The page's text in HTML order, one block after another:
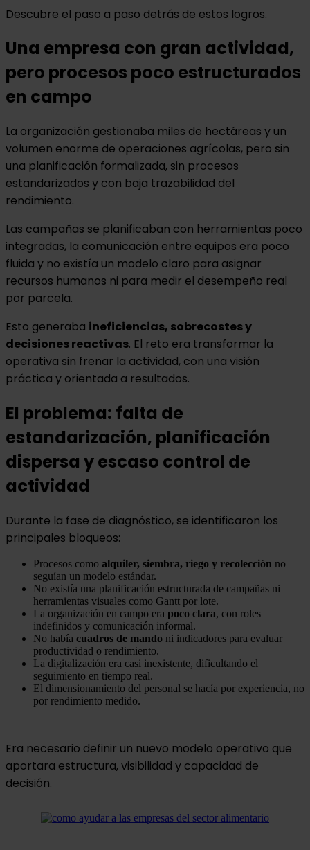
Descubre el paso a paso detrás de estos logros.
Una empresa con gran actividad,
pero procesos poco estructurados
en campo
La organización gestionaba miles de hectáreas y un
volumen enorme de operaciones agrícolas, pero sin
una planificación formalizada, sin procesos
estandarizados y con baja trazabilidad del
rendimiento.
Las campañas se planificaban con herramientas poco
integradas, la comunicación entre equipos era poco
fluida y no existía un modelo claro para asignar
recursos humanos ni para medir el desempeño real
por parcela.
Esto generaba ineficiencias, sobrecostes y
decisiones reactivas. El reto era transformar la
operativa sin frenar la actividad, con una visión
práctica y orientada a resultados.
El problema: falta de
estandarización, planificación
dispersa y escaso control de
actividad
Durante la fase de diagnóstico, se identificaron los
principales bloqueos:
Procesos como alquiler, siembra, riego y recolección no
seguían un modelo estándar.
No existía una planificación estructurada de campañas ni
herramientas visuales como Gantt por lote.
La organización en campo era poco clara, con roles
indefinidos y comunicación informal.
No había cuadros de mando ni indicadores para evaluar
productividad o rendimiento.
La digitalización era casi inexistente, dificultando el
seguimiento en tiempo real.
El dimensionamiento del personal se hacía por experiencia, no
por rendimiento medido.
Era necesario definir un nuevo modelo operativo que
aportara estructura, visibilidad y capacidad de
decisión.